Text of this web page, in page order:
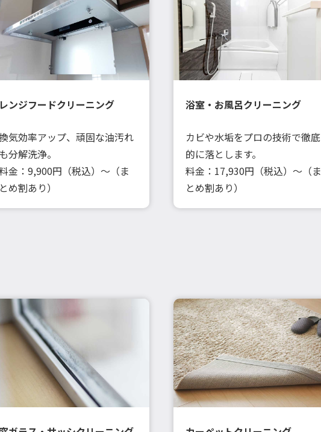
レンジフードクリーニング
気効率アップ、頑固な油汚れ
も分解洗浄。
金：9,900円（税込）～（ま
とめ割あり）
浴室・お風呂クリーニング
カビや水垢をプロの技術で徹底
的に落とします。
料金：17,930円（税込）～（ま
とめ割あり）